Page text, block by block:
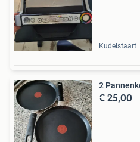
Kudelstaart
2
€ 25,00